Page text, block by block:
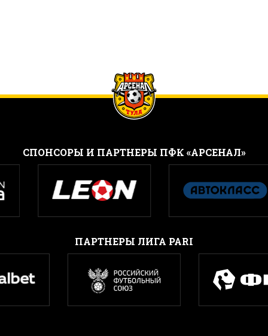
CПОНСОРЫ И ПАРТНЕРЫ ПФК «АРСЕНАЛ»
ПАРТНЕРЫ ЛИГА PARI